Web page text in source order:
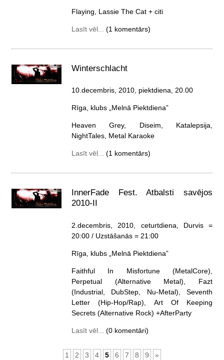
Flaying, Lassie The Cat + citi
Lasīt vēl... (1 komentārs)
Winterschlacht
10.decembris, 2010, piektdiena, 20.00
Rīga, klubs „Melnā Piektdiena”
Heaven Grey, Diseim, Katalepsija,
NightTales, Metal Karaoke
Lasīt vēl... (1 komentārs)
InnerFade Fest. Atbalsti savējos
2010-II
2.decembris, 2010, ceturtdiena , Durvis =
20:00 / Uzstāšanās = 21:00
Rīga, klubs „Melnā Piektdiena”
Faithful In Misfortune (MetalCore),
Perpetual (Alternative Metal), Fazt
(Industrial, DubStep, Nu-Metal), Seventh
Letter (Hip-Hop/Rap), Art Of Keeping
Secrets (Alternative Rock) +AfterParty
Lasīt vēl... (0 komentāri)
1 2 3 4 5 6 7 8 9 »